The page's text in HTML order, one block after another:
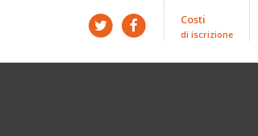
Costi
di iscrizione